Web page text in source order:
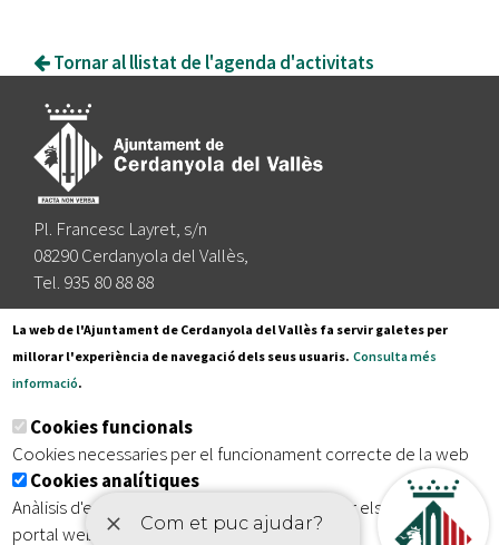
Tornar al llistat de l'agenda d'activitats
Pl. Francesc Layret, s/n
08290 Cerdanyola del Vallès,
Tel. 935 80 88 88
Segueix-nos a:
Subscriu-te al nostre butlletí
Inici | Avís legal | Protecció de dades | Mapa del lloc
| Accessibilitat
La web de l'Ajuntament de Cerdanyola del Vallès fa servir galetes per
millorar l'experiència de navegació dels seus usuaris. Consulta més
informació.
Cookies funcionals
Cookies necessaries per el funcionament correcte de la web
Cookies analítiques
Anàlisis d'estadístiques que permeten millorar els serveis del
portal web